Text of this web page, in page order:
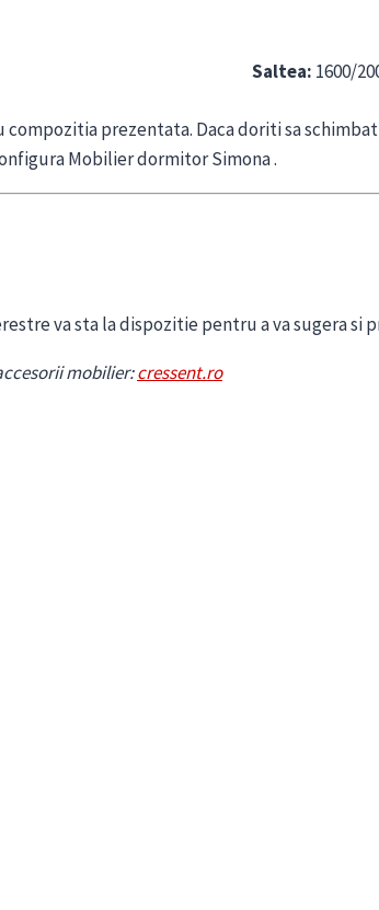
Saltea: 1600/
prezentata. Daca doriti sa
Mobilier dormitor Simona .
va sta la dispozitie pentru a va sugera
mobilier:cressent.ro